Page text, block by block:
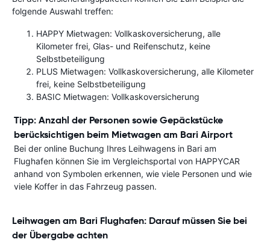
folgende Auswahl treffen:
HAPPY Mietwagen: Vollkaskoversicherung, alle
Kilometer frei, Glas- und Reifenschutz, keine
Selbstbeteiligung
PLUS Mietwagen: Vollkaskoversicherung, alle Kilometer
frei, keine Selbstbeteiligung
BASIC Mietwagen: Vollkaskoversicherung
Tipp: Anzahl der Personen sowie Gepäckstücke
berücksichtigen beim Mietwagen am Bari Airport
Bei der online Buchung Ihres Leihwagens in Bari am
Flughafen können Sie im Vergleichsportal von HAPPYCAR
anhand von Symbolen erkennen, wie viele Personen und wie
viele Koffer in das Fahrzeug passen.
Leihwagen am Bari Flughafen: Darauf müssen Sie bei
der Übergabe achten